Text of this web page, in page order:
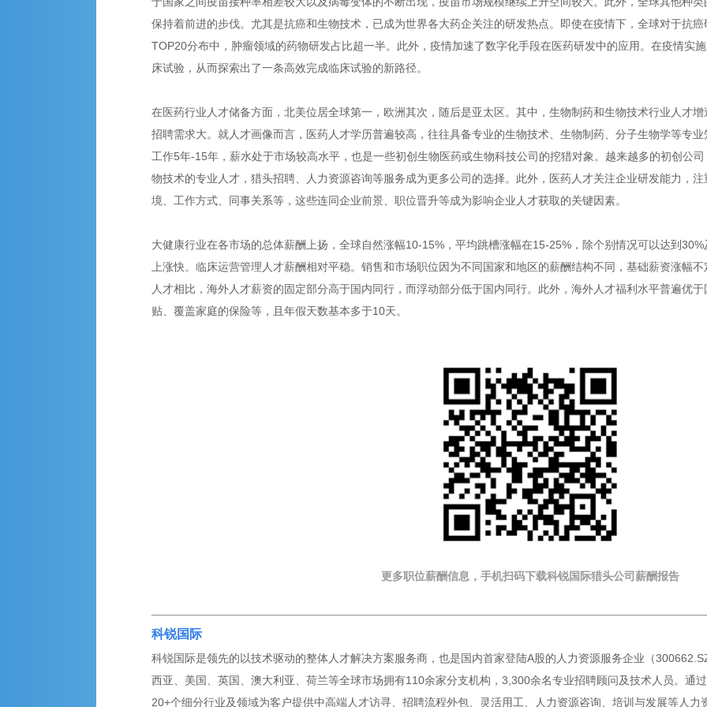
保持着前进的步伐。尤其是抗癌和生物技术，已成为世界各大药企关注的研发热点。即使在疫情下，全球对于抗
TOP20分布中，肿瘤领域的药物研发占比超一半。此外，疫情加速了数字化手段在医药研发中的应用。在疫情实
床试验，从而探索出了一条高效完成临床试验的新路径。
在医药行业人才储备方面，北美位居全球第一，欧洲其次，随后是亚太区。其中，生物制药和生物技术行业人才
招聘需求大。就人才画像而言，医药人才学历普遍较高，往往具备专业的生物技术、生物制药、分子生物学等专
工作5年-15年，薪水处于市场较高水平，也是一些初创生物医药或生物科技公司的挖猎对象。越来越多的初创公
物技术的专业人才，猎头招聘、人力资源咨询等服务成为更多公司的选择。此外，医药人才关注企业研发能力，
境、工作方式、同事关系等，这些连同企业前景、职位晋升等成为影响企业人才获取的关键因素。
大健康行业在各市场的总体薪酬上扬，全球自然涨幅10-15%，平均跳槽涨幅在15-25%，除个别情况可以达到
上涨快。临床运营管理人才薪酬相对平稳。销售和市场职位因为不同国家和地区的薪酬结构不同，基础薪资涨幅
人才相比，海外人才薪资的固定部分高于国内同行，而浮动部分低于国内同行。此外，海外人才福利水平普遍优
贴、覆盖家庭的保险等，且年假天数基本多于10天。
更多职位薪酬信息，手机扫码下载科锐国际猎头公司薪酬报告
科锐国际
科锐国际是领先的以技术驱动的整体人才解决方案服务商，也是国内首家登陆A股的人力资源服务企业（
西亚、美国、英国、澳大利亚、荷兰等全球市场拥有110余家分支机构，3,300余名专业招聘顾问及技术人员。通
20+个细分行业及领域为客户提供中高端人才访寻、招聘流程外包、灵活用工、人力资源咨询、培训与发展等人